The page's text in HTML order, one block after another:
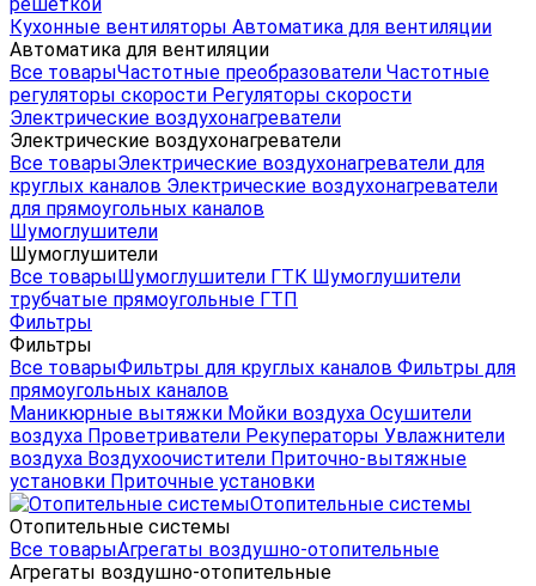
Кухонные вентиляторы Автоматика для вентиляции
Автоматика для вентиляции
Все товарыЧастотные преобразователи Частотные
регуляторы скорости Регуляторы скорости
Электрические воздухонагреватели
Электрические воздухонагреватели
Все товарыЭлектрические воздухонагреватели для
круглых каналов Электрические воздухонагреватели
для прямоугольных каналов
Шумоглушители
Шумоглушители
Все товарыШумоглушители ГТК Шумоглушители
трубчатые прямоугольные ГТП
Фильтры
Фильтры
Все товарыФильтры для круглых каналов Фильтры для
прямоугольных каналов
Маникюрные вытяжки Мойки воздуха Осушители
воздуха Проветриватели Рекуператоры Увлажнители
воздуха Воздухоочистители Приточно-вытяжные
установки Приточные установки
Отопительные системы
Отопительные системы
Все товарыАгрегаты воздушно-отопительные
Агрегаты воздушно-отопительные